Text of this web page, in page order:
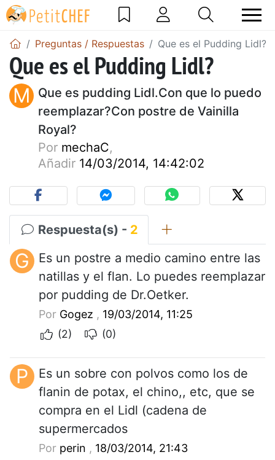
Preguntas / Respuestas Que es el Pudding Lidl?
Que es el Pudding Lidl?
M Que es pudding Lidl.Con que lo puedo
reemplazar?Con postre de Vainilla
Royal?
Por mechaC,
Añadir 14/03/2014, 14:42:02
Respuesta(s) - 2
G
Es un postre a medio camino entre las
natillas y el flan. Lo puedes reemplazar
por pudding de Dr.Oetker.
Por Gogez , 19/03/2014, 11:25
(2)
(0)
P
Es un sobre con polvos como los de
flanin de potax, el chino,, etc, que se
compra en el Lidl (cadena de
supermercados
Por perin , 18/03/2014, 21:43